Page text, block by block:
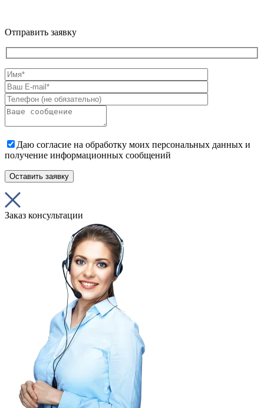
Отправить заявку
Даю согласие на обработку моих персональных данных и
получение информационных сообщений
Заказ консультации